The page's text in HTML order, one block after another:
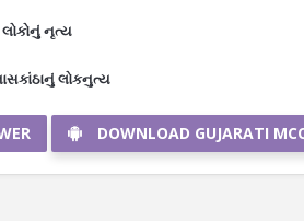
નૃત્ય
લોકનુત્ય
DOWNLOAD GUJARATI